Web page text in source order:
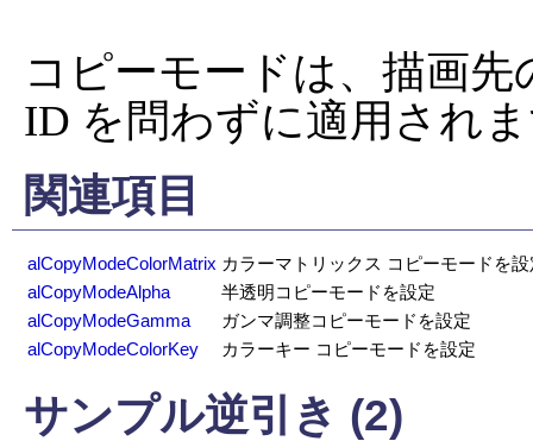
コピーモードは、描画先
ID を問わずに適用され
関連項目
alCopyModeColorMatrix カラーマトリックス コピーモードを設
alCopyModeAlpha
半透明コピーモードを設定
alCopyModeGamma
ガンマ調整コピーモードを設定
alCopyModeColorKey
カラーキー コピーモードを設定
サンプル逆引き (2)